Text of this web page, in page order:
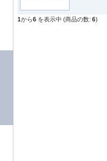
1から6 を表示中 (商品の数: 6)